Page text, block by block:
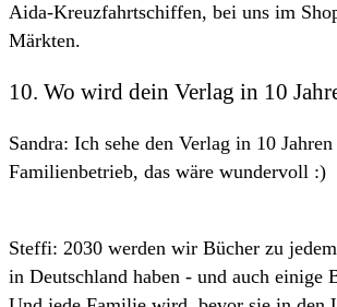
Aida-Kreuzfahrtschiffen, bei uns im
Märkten.
10. Wo wird dein Verlag in 10
Sandra: Ich sehe den Verlag in 10 Jahren
Familienbetrieb, das wäre wundervoll :)
Steffi: 2030 werden wir Bücher zu
in Deutschland haben - und auch einige